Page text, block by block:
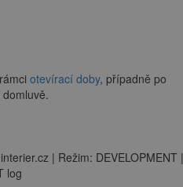
otevírací doby, případně po
| Režim: DEVELOPMENT |
log